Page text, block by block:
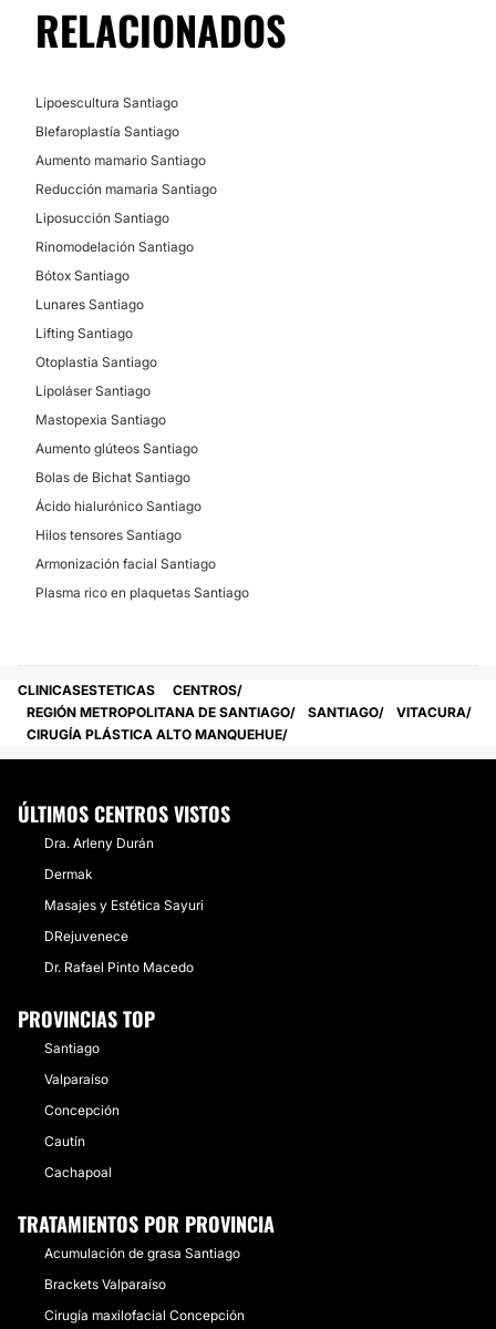
Sudor excesivo
Lipólisis
DERMATOLOGÍA ESTÉTICA
Lunares
Verrugas
Manchas de la piel
Rosácea
Condilomas
CIRUGÍA ÍNTIMA
Labioplastia
Vaginoplastia
TRATAMIENTOS DE BELLEZA
Masaje reductivo
Dieta
Depilación Láser
Mesoterapia
Luz pulsada
Radiofrecuencia
Cavitación
RELACIONADOS
Lipoescultura Santiago
Blefaroplastía Santiago
Aumento mamario Santiago
Reducción mamaria Santiago
Liposucción Santiago
Rinomodelación Santiago
Bótox Santiago
Lunares Santiago
Lifting Santiago
Otoplastia Santiago
Lipoláser Santiago
Mastopexia Santiago
Aumento glúteos Santiago
Bolas de Bichat Santiago
Ácido hialurónico Santiago
Hilos tensores Santiago
Armonización facial Santiago
Plasma rico en plaquetas Santiago
CLINICASESTETICAS
CENTROS
REGIÓN METROPOLITANA DE SANTIAGO
SANTIAGO
VITACURA
CIRUGÍA PLÁSTICA ALTO MANQUEHUE
ÚLTIMOS CENTROS VISTOS
Dra. Arleny Durán
Dermak
Masajes y Estética Sayuri
DRejuvenece
Dr. Rafael Pinto Macedo
PROVINCIAS TOP
Santiago
Valparaíso
Concepción
Cautín
Cachapoal
TRATAMIENTOS POR PROVINCIA
Acumulación de grasa Santiago
Brackets Valparaíso
Cirugía maxilofacial Concepción